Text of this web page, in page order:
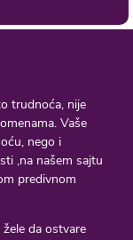
trudnoća, nije
Vaše
nego i
,na našem sajtu
predivnom
da ostvare